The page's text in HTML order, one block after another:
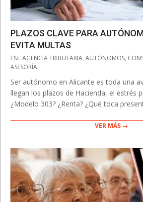
PLAZOS CLAVE PARA
EVITA MULTAS
2025-
04-
15
EN: AGENCIA TRIBUTARIA, AUTÓNOMOS,
ASESORÍA
Ser autónomo en Alicante es toda una
llegan los plazos de Hacienda, el estrés
¿Modelo 303? ¿Renta? ¿Qué toca
VER MÁS →